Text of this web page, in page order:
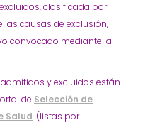
clasificada por
causas de exclusión,
convocado mediante la
y excluidos están
de Selección de
Salud. (listas por